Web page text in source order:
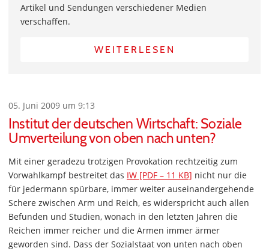
Artikel und Sendungen verschiedener Medien
verschaffen.
WEITERLESEN
05. Juni 2009 um 9:13
Institut der deutschen Wirtschaft: Soziale
Umverteilung von oben nach unten?
Mit einer geradezu trotzigen Provokation rechtzeitig zum
Vorwahlkampf bestreitet das IW [PDF – 11 KB] nicht nur die
für jedermann spürbare, immer weiter auseinandergehende
Schere zwischen Arm und Reich, es widerspricht auch allen
Befunden und Studien, wonach in den letzten Jahren die
Reichen immer reicher und die Armen immer ärmer
geworden sind. Dass der Sozialstaat von unten nach oben